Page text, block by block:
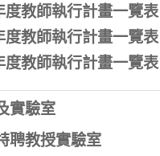
度教師執行計畫一覽表
度教師執行計畫一覽表
度教師執行計畫一覽表
實驗室
聘教授實驗室